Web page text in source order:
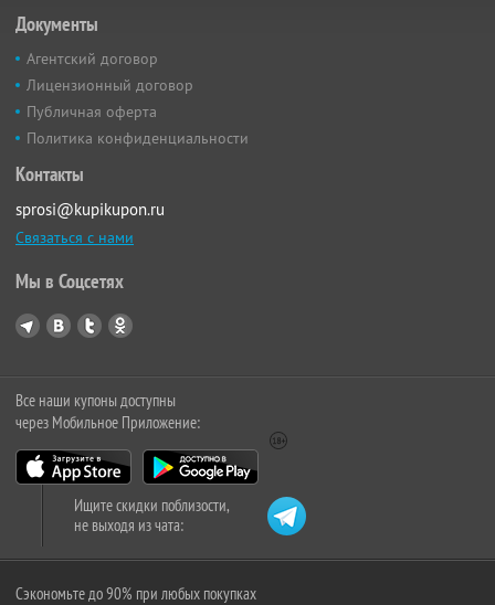
Документы
Агентский договор
Лицензионный договор
Публичная оферта
Политика конфиденциальности
Контакты
sprosi@kupikupon.ru
Связаться с нами
Мы в Соцсетях
Все наши купоны доступны
через Мобильное Приложение:
Ищите скидки поблизости,
не выходя из чата:
Сэкономьте до 90% при любых покупках